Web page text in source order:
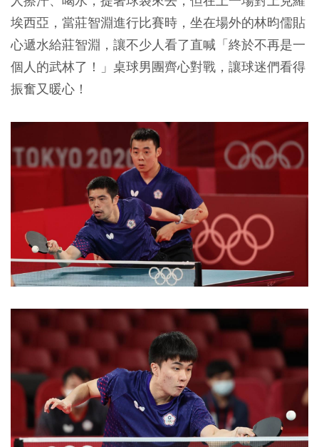
埃西亞，當莊智淵進行比賽時，坐在場外的林昀儒貼
心遞水給莊智淵，讓不少人看了直喊「終於不再是一
個人的武林了！」桌球男團齊心對戰，讓球迷們看得
振奮又暖心！